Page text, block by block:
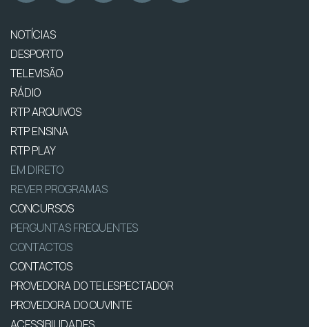
NOTÍCIAS
DESPORTO
TELEVISÃO
RÁDIO
RTP ARQUIVOS
RTP ENSINA
RTP PLAY
EM DIRETO
REVER PROGRAMAS
CONCURSOS
PERGUNTAS FREQUENTES
CONTACTOS
CONTACTOS
PROVEDORA DO TELESPECTADOR
PROVEDORA DO OUVINTE